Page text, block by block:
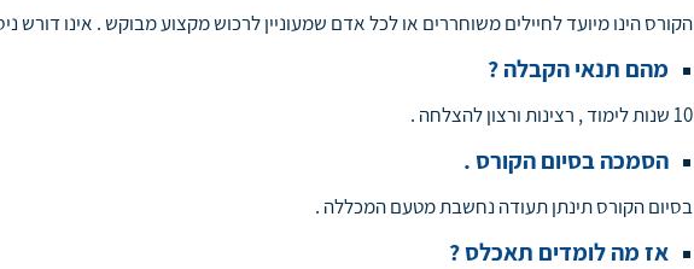
הקורס הינו מיועד לחיילים משוחררים או לכל אדם שמעוניין לרכוש מקצוע מבוקש . אינו דורש
מהם תנאי הקבלה ?
10 שנות לימוד , רצינות ורצון להצלחה .
הסמכה בסיום הקורס .
בסיום הקורס תינתן תעודה נחשבת מטעם המכללה .
אז מה לומדים תאכלס ?